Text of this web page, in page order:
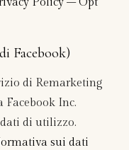
Facebook)
di Remarketing
Inc.
di utilizzo.
sui dati